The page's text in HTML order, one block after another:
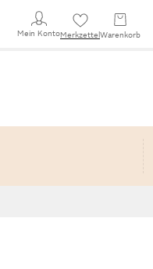
Mein KontoMerkzettel Warenkorb